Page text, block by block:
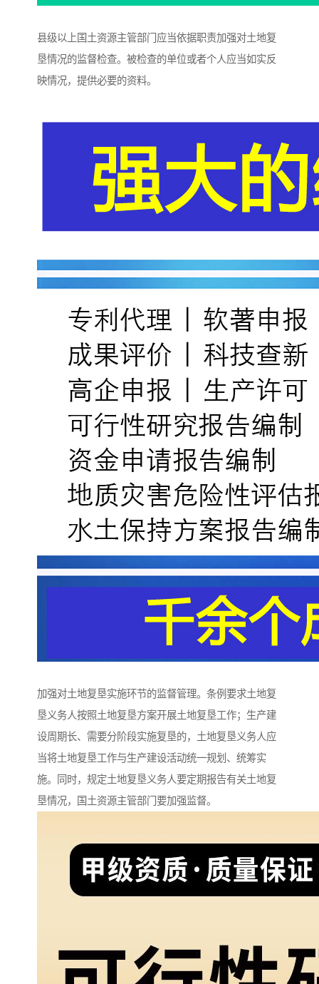
县级以上国土资源主管部门应当依据职责加强对土地复
垦情况的监督检查。被检查的单位或者个人应当如实反
映情况，提供必要的资料。
加强对土地复垦实施环节的监督管理。条例要求土地复
垦义务人按照土地复垦方案开展土地复垦工作；生产建
设周期长、需要分阶段实施复垦的，土地复垦义务人应
当将土地复垦工作与生产建设活动统一规划、统筹实
施。同时，规定土地复垦义务人要定期报告有关土地复
垦情况，国土资源主管部门要加强监督。